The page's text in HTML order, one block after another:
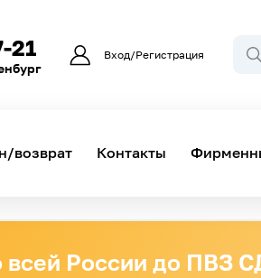
21 Вход/Регистрация
возврат Контакты
России до ПВЗ